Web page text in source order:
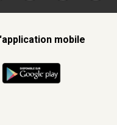
mobile